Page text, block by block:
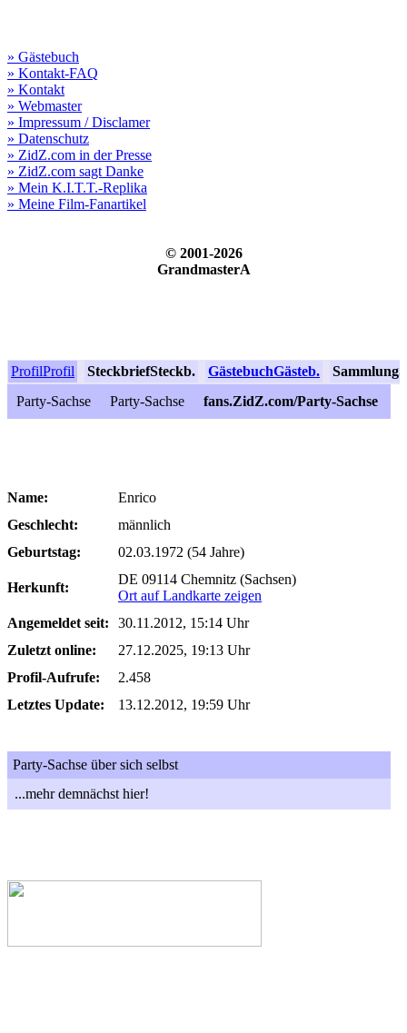
» Gästebuch
» Kontakt-FAQ
» Kontakt
» Webmaster
» Impressum / Disclamer
» Datenschutz
» ZidZ.com in der Presse
» ZidZ.com sagt Danke
» Mein K.I.T.T.-Replika
» Meine Film-Fanartikel
© 2001-2026
GrandmasterA
ProfilProfil SteckbriefSteckb. GästebuchGästeb. Sammlung
Party-Sachse
Party-Sachse fans.ZidZ.com/Party-Sachse
Name:
Enrico
Geschlecht:
männlich
Geburtstag:
02.03.1972 (54 Jahre)
Herkunft:
DE 09114 Chemnitz (Sachsen)
Ort auf Landkarte zeigen
Angemeldet seit:
30.11.2012, 15:14 Uhr
Zuletzt online:
27.12.2025, 19:13 Uhr
Profil-Aufrufe:
2.458
Letztes Update:
13.12.2012, 19:59 Uhr
Party-Sachse über sich selbst
...mehr demnächst hier!